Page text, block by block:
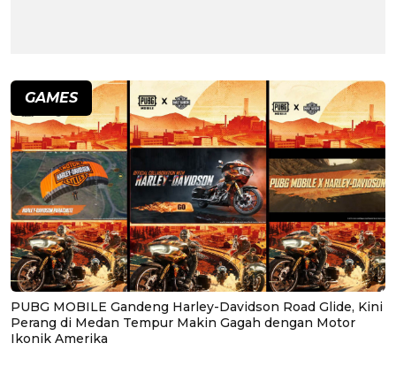
GAMES
PUBG MOBILE Gandeng Harley-Davidson Road Glide, Kini
Perang di Medan Tempur Makin Gagah dengan Motor
Ikonik Amerika